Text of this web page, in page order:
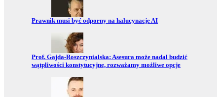
Przejdź do:
Prawnik musi być odporny na halucynacje AI
Przejdź do:
Prof. Gajda-Roszczynialska: Asesura może nadal budzić
wątpliwości konstytucyjne, rozważamy możliwe opcje